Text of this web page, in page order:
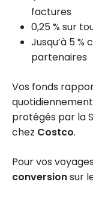
factures
0,25 % sur
Jusqu’à 5
partenaires
Vos fonds
protégés par la
chez Costco.
Pour vos
conversionsur